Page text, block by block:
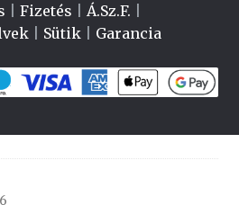
Fizetés Á.Sz.F.
| Sütik| Garancia